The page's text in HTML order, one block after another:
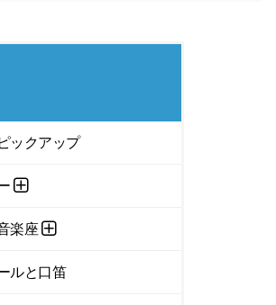
ックアップ
楽座
ルと口笛